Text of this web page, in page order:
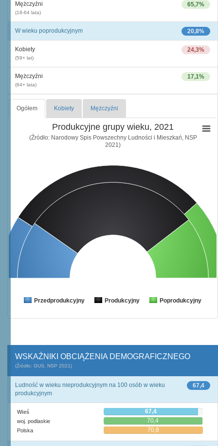
65,7%
Mężczyźni
(18-64 lata)
20,8%
W wieku poprodukcyjnym
24,3%
Kobiety
(59+ lat)
17,1%
Mężczyźni
(64+ lata)
Ogółem Kobiety Mężczyźni
Produkcyjne grupy wieku, 2021
(Źródło: Narodowy Spis Powszechny Ludności i Mieszkań, NSP
2021)
Przedprodukcyjny Produkcyjny Poprodukcyjny
WSKAŹNIKI OBCIĄŻENIA DEMOGRAFICZNEGO
(Źródło: GUS, NSP 2021)
67,4
Ludność w wieku nieprodukcyjnym na 100 osób w wieku
produkcyjnym
Wieś 67,4
woj. podlaskie 70,4
Polska 70,8